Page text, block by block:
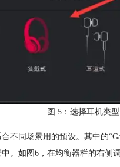
图 5：选择耳机类型
不同场景用的预设。其中的
。如图6，在均衡器栏的右侧调